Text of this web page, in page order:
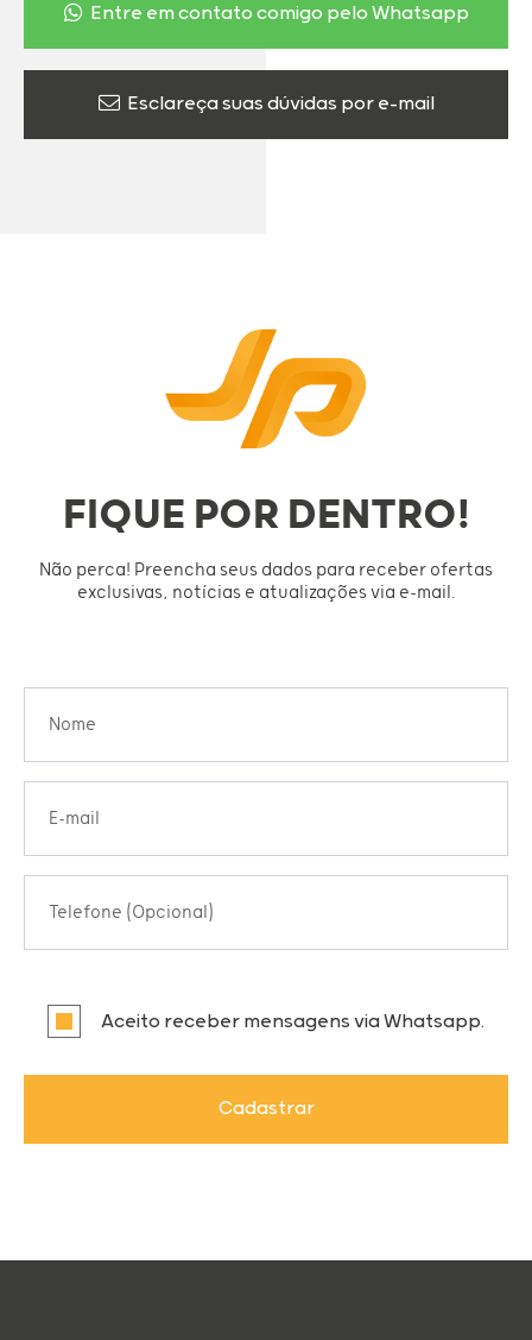
Entre em contato comigo pelo Whatsapp
Esclareça suas dúvidas por e-mail
FIQUE POR DENTRO!
Não perca! Preencha seus dados para receber ofertas
exclusivas, notícias e atualizações via e-mail.
Aceito receber mensagens via Whatsapp.
Cadastrar